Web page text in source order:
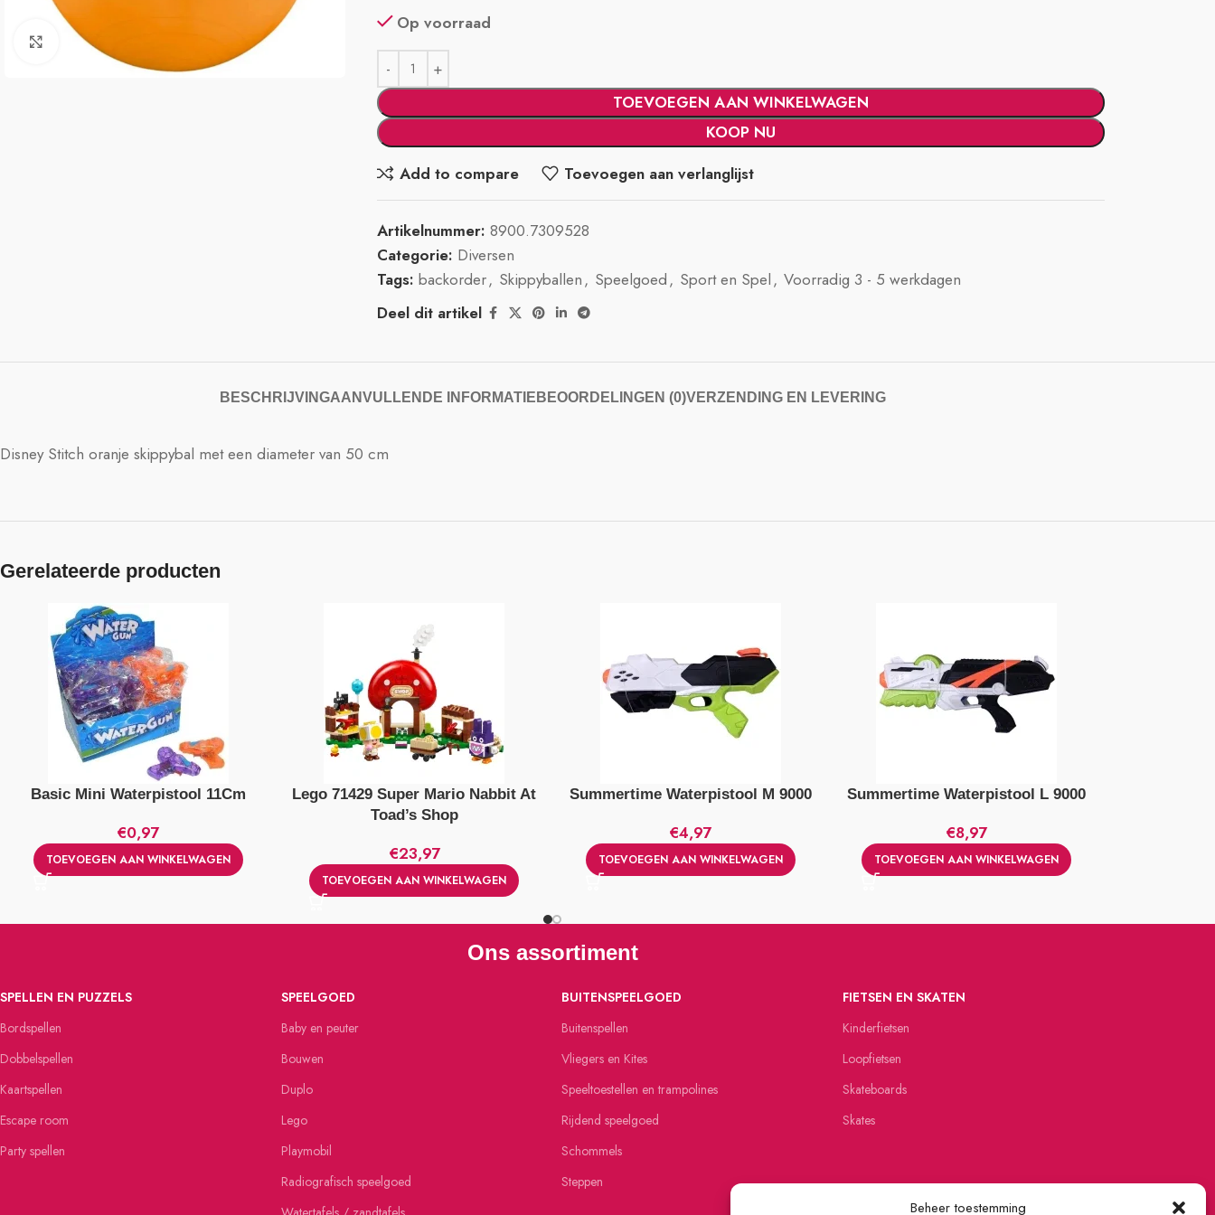
Beheer toestemming
Klik om te vergroten
Op voorraad
TOEVOEGEN AAN WINKELWAGEN
KOOP NU
Add to compare
Toevoegen aan verlanglijst
Artikelnummer:8900.7309528
Categorie: Diversen
Tags: backorder, Skippyballen, Speelgoed, Sport en Spel, Voorradig 3 - 5 werkdagen
Deel dit artikel
BESCHRIJVINGAANVULLENDE INFORMATIE BEOORDELINGEN (0)VERZENDING EN LEVERING
Disney Stitch oranje skippybal met een diameter van 50 cm
Gerelateerde producten
Basic Mini Waterpistool 11Cm
€0,97
TOEVOEGEN AAN WINKELWAGEN
Lego 71429 Super Mario Nabbit At
Toad’s Shop
€23,97
TOEVOEGEN AAN WINKELWAGEN
Summertime Waterpistool M 9000
€4,97
TOEVOEGEN AAN WINKELWAGEN
Summertime Waterpistool L 9000
€8,97
TOEVOEGEN AAN WINKELWAGEN
Ons assortiment
SPELLEN EN PUZZELS
Bordspellen
Dobbelspellen
Kaartspellen
Escape room
Party spellen
SPEELGOED
Baby en peuter
Bouwen
Duplo
Lego
Playmobil
Radiografisch speelgoed
BUITENSPEELGOED
Buitenspellen
Vliegers en Kites
Speeltoestellen en trampolines
Rijdend speelgoed
Schommels
Steppen
FIETSEN EN SKATEN
Kinderfietsen
Loopfietsen
Skateboards
Skates